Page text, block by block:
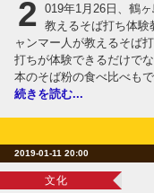
2 019年1月26日、鶴
教えるそば打ち体験
ャンマー人が教えるそば
打ちが体験できるだけで
本のそば粉の食べ比べも
続きを読む...
2019-01-11 20:00
文化